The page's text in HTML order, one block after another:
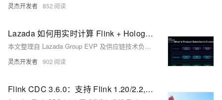
灵杰开发者 852
Lazada 如何用实时计算 Flink + Hologres 构建实时商品选品平台
本文整理自 Lazada Group EVP 及供应链技术负责人陈立群在 Flink Forward Asia 2025 新加坡实时分析专场的分享。作为东南亚领先的电商平台，Lazada 面临在六国管理数十亿商品 SKU 的挑战。为实现毫秒级数据驱动决策，Lazada 基于阿里云实时计算 Flink 和 Hologres 打造端到端实时商品选品平台，支撑日常运营与大促期间分钟级响应。本文深入解析该平台如何通过流式处理与实时分析技术重构电商数据架构，实现从“事后分析”到“事中调控”的跃迁。
灵杰开发者 902
Flink CDC 3.6.0：支持 Flink 1.20/2.2, MySQL/PostgreSQL入湖入流支持Schema Evolution